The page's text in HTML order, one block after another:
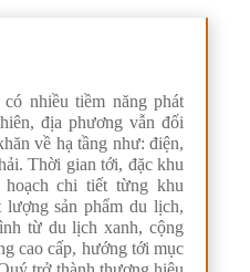
nhiều tiềm năng phát
địa phương vẫn đối
về hạ tầng như: điện,
Thời gian tới, đặc khu
chi tiết từng khu
lượng sản phẩm du lịch,
từ du lịch xanh, cộng
cao cấp, hướng tới mục